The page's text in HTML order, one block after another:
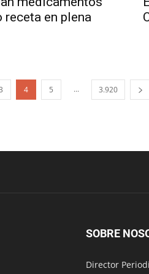
receta en plena
4 5 ... 3.920
SOBRE
Director